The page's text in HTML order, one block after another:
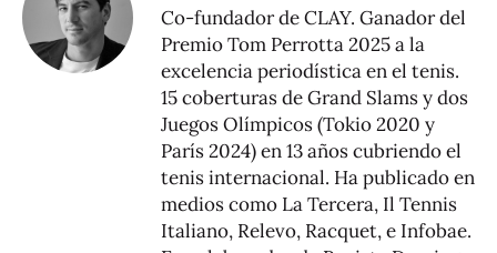
Co-fundador de CLAY. Ganador del
Premio Tom Perrotta 2025 a la
excelencia periodística en el tenis.
15 coberturas de Grand Slams y dos
Juegos Olímpicos (Tokio 2020 y
París 2024) en 13 años cubriendo el
tenis internacional. Ha publicado en
medios como La Tercera, Il Tennis
Italiano, Relevo, Racquet, e Infobae.